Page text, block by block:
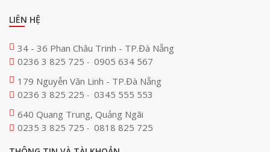
LIÊN HỆ
34 - 36 Phan Châu Trinh - TP.Đà Nẵng
0236 3 825 725 - 0905 634 567
179 Nguyễn Văn Linh - TP.Đà Nẵng
0236 3 825 225 - 0345 555 553
640 Quang Trung, Quảng Ngãi
0235 3 825 725 - 0818 825 725